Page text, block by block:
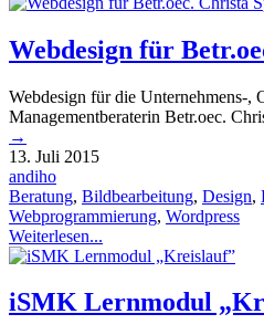
Webdesign für
Webdesign für die Unternehmens-,
Managementberaterin Betr.oec.
→
13. Juli 2015
andiho
Beratung, Bildbearbeitung, Design,
Webprogrammierung, Wordpress
Weiterlesen...
iSMK Lernmodul